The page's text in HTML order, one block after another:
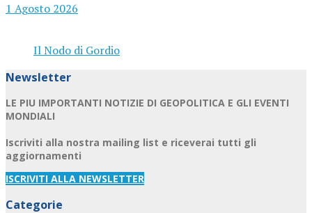
1 Agosto 2026
Il Nodo di Gordio
Newsletter
LE PIU IMPORTANTI NOTIZIE DI GEOPOLITICA E GLI EVENTI
MONDIALI
Iscriviti alla nostra mailing list e riceverai tutti gli
aggiornamenti
ISCRIVITI ALLA NEWSLETTER
Categorie